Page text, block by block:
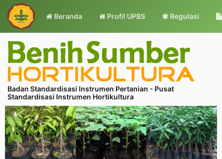
Beranda Profil UPBS Regulasi
Badan Standardisasi Instrumen Pertanian - Pusat
Standardisasi Instrumen Hortikultura